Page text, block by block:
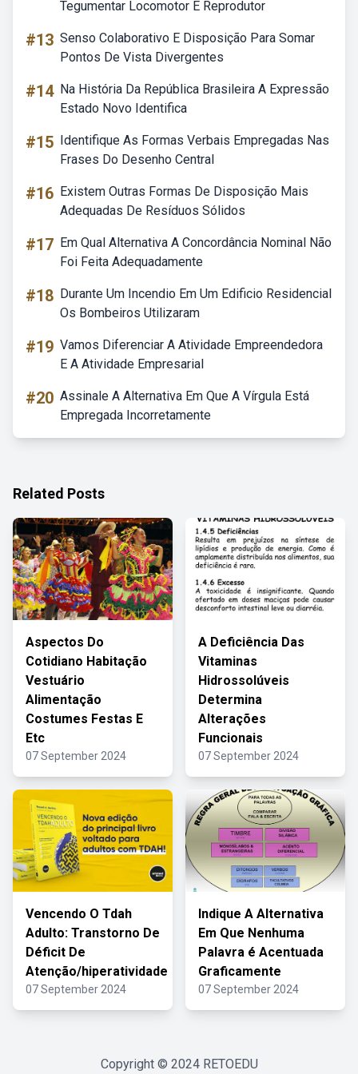
Tegumentar Locomotor E Reprodutor
#13 Senso Colaborativo E Disposição Para Somar
Pontos De Vista Divergentes
#14 Na História Da República Brasileira A Expressão
Estado Novo Identifica
#15 Identifique As Formas Verbais Empregadas Nas
Frases Do Desenho Central
#16 Existem Outras Formas De Disposição Mais
Adequadas De Resíduos Sólidos
#17 Em Qual Alternativa A Concordância Nominal Não
Foi Feita Adequadamente
#18 Durante Um Incendio Em Um Edificio Residencial
Os Bombeiros Utilizaram
#19 Vamos Diferenciar A Atividade Empreendedora
E A Atividade Empresarial
#20 Assinale A Alternativa Em Que A Vírgula Está
Empregada Incorretamente
Related Posts
Aspectos Do
Cotidiano Habitação
Vestuário
Alimentação
Costumes Festas E
Etc
07 September 2024
A Deficiência Das
Vitaminas
Hidrossolúveis
Determina
Alterações
Funcionais
07 September 2024
Vencendo O Tdah
Adulto: Transtorno De
Déficit De
Atenção/hiperatividade
07 September 2024
Indique A Alternativa
Em Que Nenhuma
Palavra é Acentuada
Graficamente
07 September 2024
Copyright © 2024 RETOEDU